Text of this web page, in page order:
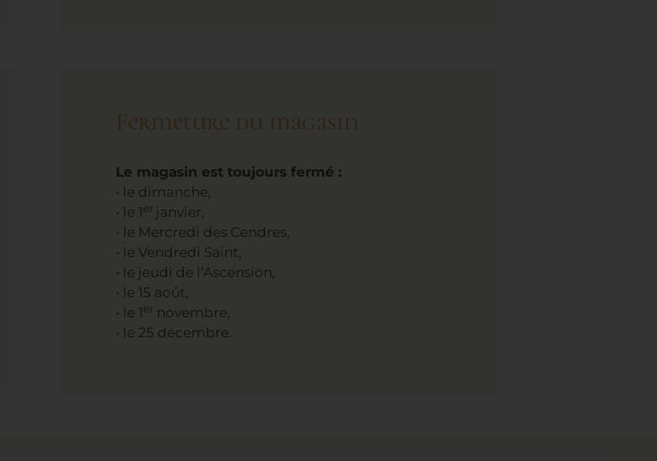
Fermeture du magasin
Le magasin est toujours fermé :
• le dimanche,
• le 1 er janvier,
• le Mercredi des Cendres,
• le Vendredi Saint,
• le jeudi de l’Ascension,
• le 15 août,
• le 1 er novembre,
• le 25 décembre.